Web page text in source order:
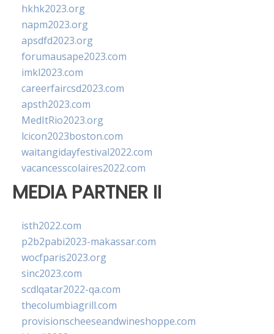
hkhk2023.org
napm2023.org
apsdfd2023.org
forumausape2023.com
imkl2023.com
careerfaircsd2023.com
apsth2023.com
MedItRio2023.org
lcicon2023boston.com
waitangidayfestival2022.com
vacancesscolaires2022.com
MEDIA PARTNER II
isth2022.com
p2b2pabi2023-makassar.com
wocfparis2023.org
sinc2023.com
scdlqatar2022-qa.com
thecolumbiagrill.com
provisionscheeseandwineshoppe.com